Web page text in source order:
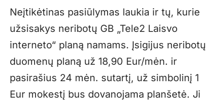
Neįtikėtinas pasiūlymas laukia ir tų, kurie
užsisakys neribotų GB „Tele2 Laisvo
interneto“ planą namams. Įsigijus neribotų
duomenų planą už 18,90 Eur/mėn. ir
pasirašius 24 mėn. sutartį, už simbolinį 1
Eur mokestį bus dovanojama planšetė. Ji